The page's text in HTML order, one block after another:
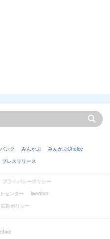
バンク みんかぶ
みんかぶChoice
プレスリリース
プライバシーポリシー
センター
livedoor
告ポリシー